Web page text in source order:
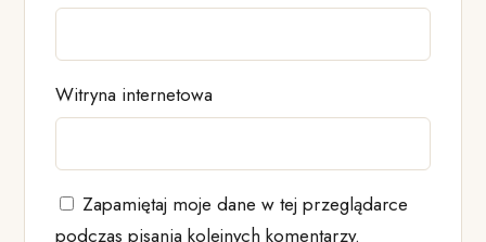
Witryna internetowa
Zapamiętaj moje dane w tej przeglądarce
podczas pisania kolejnych komentarzy.